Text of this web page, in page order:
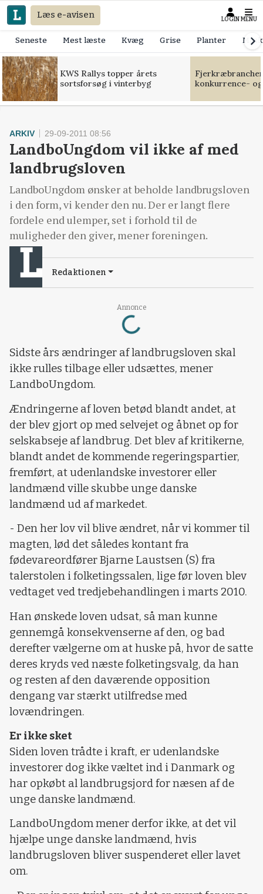
Læs e-avisen LOGIN MENU
Seneste Mest læste Kvæg Grise Planter
KWS Rallys topper årets
sortsforsøg i vinterbyg
konkurrence-
Annonce
Loading...
ARKIV 29-09-2011 08:56
LandboUngdom vil ikke af med
landbrugsloven
LandboUngdom ønsker at beholde landbrugsloven
i den form, vi kender den nu. Der er langt flere
fordele end ulemper, set i forhold til de
muligheder den giver, mener foreningen.
Redaktionen
Sidste års ændringer af landbrugsloven skal
ikke rulles tilbage eller udsættes, mener
LandboUngdom.
Ændringerne af loven betød blandt andet, at
der blev gjort op med selvejet og åbnet op for
selskabseje af landbrug. Det blev af kritikerne,
blandt andet de kommende regeringspartier,
fremført, at udenlandske investorer eller
landmænd ville skubbe unge danske
landmænd ud af markedet.
- Den her lov vil blive ændret, når vi kommer til
magten, lød det således kontant fra
fødevareordfører Bjarne Laustsen (S) fra
talerstolen i folketingssalen, lige før loven blev
vedtaget ved tredjebehandlingen i marts 2010.
Han ønskede loven udsat, så man kunne
gennemgå konsekvenserne af den, og bad
derefter vælgerne om at huske på, hvor de satte
deres kryds ved næste folketingsvalg, da han
og resten af den daværende opposition
dengang var stærkt utilfredse med
lovændringen.
Er ikke sket
Siden loven trådte i kraft, er udenlandske
investorer dog ikke væltet ind i Danmark og
har opkøbt al landbrugsjord for næsen af de
unge danske landmænd.
LandboUngdom mener derfor ikke, at det vil
hjælpe unge danske landmænd, hvis
landbrugsloven bliver suspenderet eller lavet
om.